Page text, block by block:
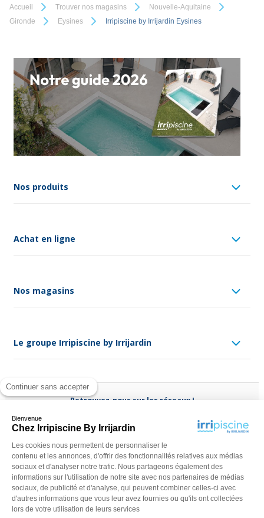
Continuer sans accepter
Bienvenue
Chez Irripiscine By Irrijardin
Les cookies nous permettent de personnaliser le
contenu et les annonces, d'offrir des fonctionnalités relatives aux médias
sociaux et d'analyser notre trafic. Nous partageons également des
informations sur l'utilisation de notre site avec nos partenaires de médias
sociaux, de publicité et d'analyse, qui peuvent combiner celles-ci avec
d'autres informations que vous leur avez fournies ou qu'ils ont collectées
lors de votre utilisation de leurs services
Accueil Trouver nos magasins
Nouvelle-Aquitaine
Gironde
Eysines Irripiscine by Irrijardin Eysines
Nos produits
Achat en ligne
Nos magasins
Le groupe Irripiscine by Irrijardin
Retrouvez-nous sur les réseaux !
Besoin d'aide ?
0970 818 918 (appel non surtaxé)
Du lundi au vendredi de9 h - 13 hà14 h - 18 h ou contactez-
nous vianotre formulaire